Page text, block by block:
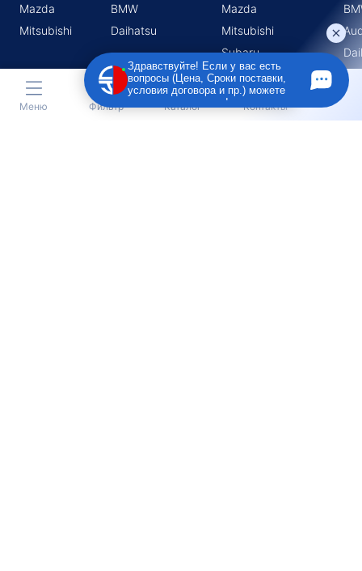
Mazda
Mitsubishi
BMW
Daihatsu
Mazda
Mitsubishi
Subaru
Suzuki
Меню Фильтр Каталог Контакты
Здравствуйте! Если у вас есть
вопросы (Цена, Сроки поставки,
условия договора и пр.) можете
задать их мне в чат!